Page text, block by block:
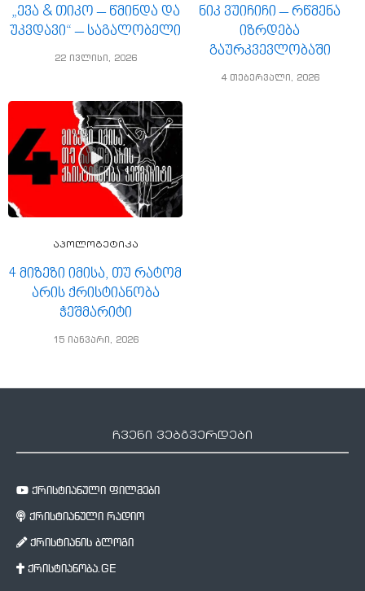
„ევა & თიკო – წმინდა და
უკვდავი“ – საგალობელი
22 ივლისი, 2026
ნიკ ვუიჩიჩი – რწმენა
იზრდება
გაურკვევლობაში
4 თებერვალი, 2026
აპოლოგეტიკა
4 მიზეზი იმისა, თუ რატომ
არის ქრისტიანობა
ჭეშმარიტი
15 იანვარი, 2026
ჩვენი ვებგვერდები
ქრისტიანული ფილმები
ქრისტიანული რადიო
ქრისტიანის ბლოგი
ქრისტიანობა.GE